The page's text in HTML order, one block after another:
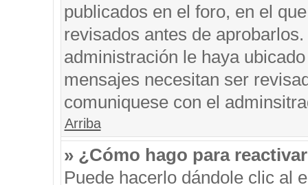
publicados en el foro, en el
revisados antes de
administración le haya
mensajes necesitan ser
comuniquese con el
Arriba
» ¿Cómo hago para
Puede hacerlo dándole clic al